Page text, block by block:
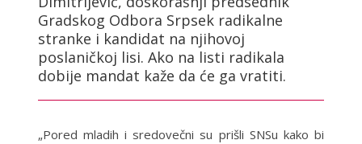
Gradskog Odbora Srpsek radikalne
stranke i kandidat na njihovoj
poslaničkoj lisi. Ako na listi radikala
dobije mandat kaže da će ga vratiti.
„Pored mladih i sredovečni su prišli SNSu kako bi